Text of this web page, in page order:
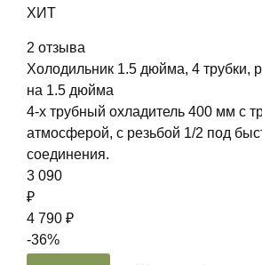
ХИТ
2 отзыва
Холодильник 1.5 дюйма, 4 трубки,
на 1.5 дюйма
4-х трубный охладитель 400 мм с
атмосферой, с резьбой 1/2 под
соединения.
3 090
₽
4 790 ₽
-36%